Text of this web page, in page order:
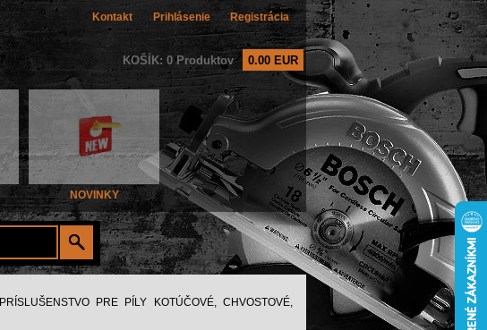
Kontakt Prihlásenie Registrácia
KOŠÍK: 0 Produktov 0.00 EUR
NOVINKY
PRÍSLUŠENSTVO PRE PÍLY KOTÚČOVÉ, CHVOSTOVÉ,